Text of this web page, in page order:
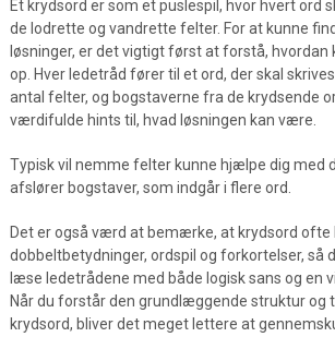
Et krydsord er som et puslespil, hvor hvert ord
de lodrette og vandrette felter. For at kunne
løsninger, er det vigtigt først at forstå, hvordan
op. Hver ledetråd fører til et ord, der skal
antal felter, og bogstaverne fra de krydsende
værdifulde hints til, hvad løsningen kan være.
Typisk vil nemme felter kunne hjælpe dig med
afslører bogstaver, som indgår i flere ord.
Det er også værd at bemærke, at krydsord ofte
dobbeltbetydninger, ordspil og forkortelser, så
læse ledetrådene med både logisk sans og en
Når du forstår den grundlæggende struktur og
krydsord, bliver det meget lettere at